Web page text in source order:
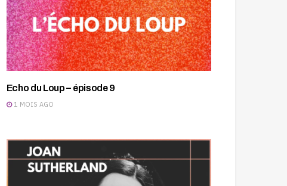
Echo du Loup – épisode 9
1 MOIS AGO